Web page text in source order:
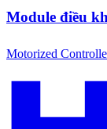
Module điều
Motorized